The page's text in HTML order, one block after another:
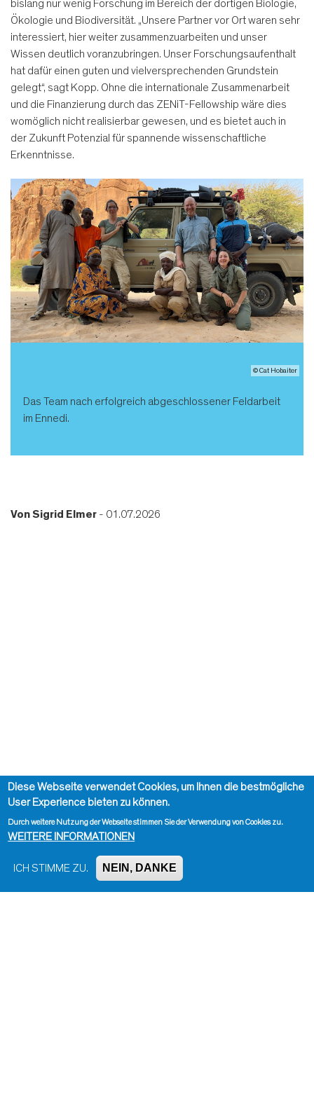
bislang nur wenig For­schung im Bereich der dortigen Biolo­gie,
Ökologie und Biodiversität. „Unsere Partner vor Ort waren sehr
interessiert, hier weiter zusammenzuarbeiten und unser
Wissen deutlich voranzubringen. Unser Forschungsaufenthalt
hat dafür einen guten und vielversprechenden Grundstein
gelegt“, sagt Kopp. Ohne die internationale Zusammenarbeit
und die Finanzierung durch das ZENiT-Fel­lowship wäre dies
womöglich nicht re­alisierbar gewesen, und es bietet auch in
der Zukunft Potenzial für spannende wissenschaftliche
Erkenntnisse.
© Cat Hobaiter
Das Team nach erfolgreich abgeschlossener Feldarbeit
im Ennedi.
VonSigrid Elmer - 01.07.2026
Diese Webseite verwendet Cookies, um Ihnen die bestmögliche
User Experience bieten zu können.
Durch weitere Nutzung der Webseite stimmen Sie der Verwendung von Cookies zu.
WEITERE INFORMATIONEN
ICH STIMME ZU. NEIN, DANKE